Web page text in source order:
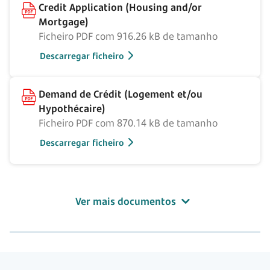
Credit Application (Housing and/or
Mortgage)
Ficheiro PDF com 916.26 kB de tamanho
Descarregar ficheiro
Demand de Crédit (Logement et/ou
Hypothécaire)
Ficheiro PDF com 870.14 kB de tamanho
Descarregar ficheiro
Ver mais documentos